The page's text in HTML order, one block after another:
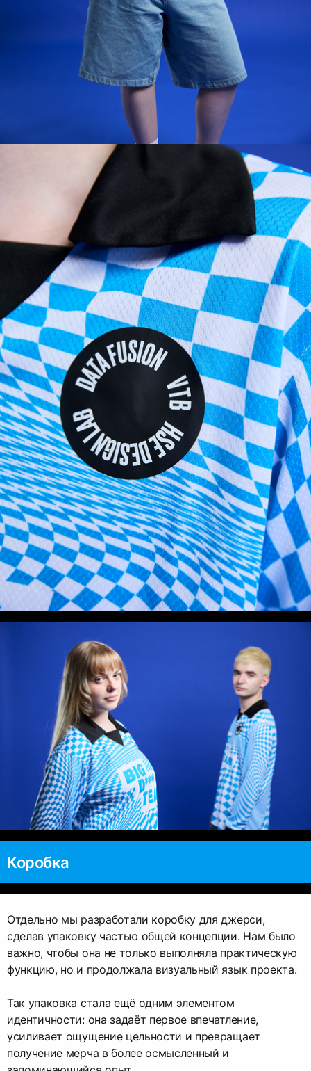
Коробка
Отдельно мы разработали коробку для джерси,
сделав упаковку частью общей концепции. Нам было
важно, чтобы она не только выполняла практическую
функцию, но и продолжала визуальный язык проекта.
Так упаковка стала ещё одним элементом
идентичности: она задаёт первое впечатление,
усиливает ощущение цельности и превращает
получение мерча в более осмысленный и